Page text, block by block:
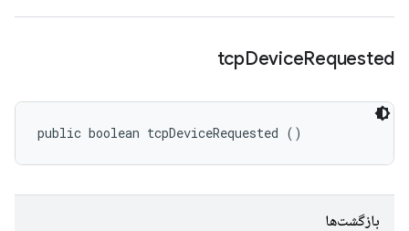
tcpDeviceRequested
public boolean tcpDeviceRequested ()
بازگشت‌ها